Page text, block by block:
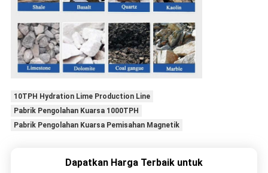
10TPH Hydration Lime Production Line
Pabrik Pengolahan Kuarsa 1000TPH
Pabrik Pengolahan Kuarsa Pemisahan Magnetik
Dapatkan Harga Terbaik untuk